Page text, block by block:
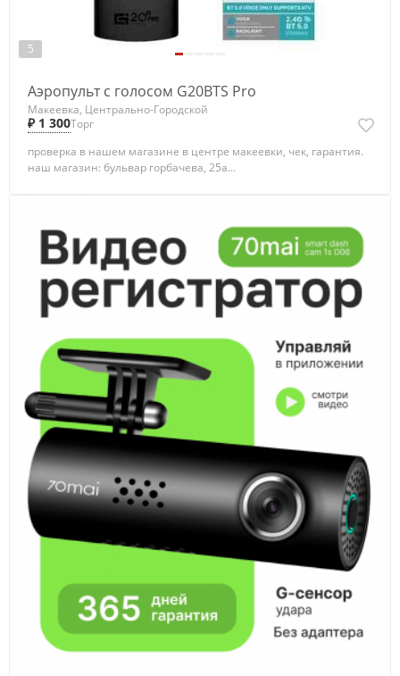
5
Аэропульт c голосом G20BTS Pro
Макеевка, Центрально-Городской
₽ 1 300Торг
проверка в нашем магазине в центре макеевки, чек, гарантия.
наш магазин: бульвар горбачева, 25а...